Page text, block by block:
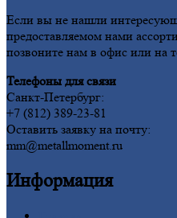
Если вы не нашли
предоставляемом нами
позвоните нам в офис или на
Телефоны для связи
Санкт-Петербург:
+7 (812) 389-23-81
Оставить заявку на почту:
mm@metallmoment.ru
Информация